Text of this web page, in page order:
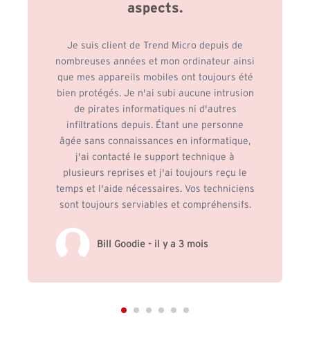
aspects.
Je suis client de Trend Micro depuis de
nombreuses années et mon ordinateur ainsi
que mes appareils mobiles ont toujours été
bien protégés. Je n'ai subi aucune intrusion
de pirates informatiques ni d'autres
infiltrations depuis. Étant une personne
âgée sans connaissances en informatique,
j'ai contacté le support technique à
plusieurs reprises et j'ai toujours reçu le
temps et l'aide nécessaires. Vos techniciens
sont toujours serviables et compréhensifs.
Bill Goodie - il y a 3 mois